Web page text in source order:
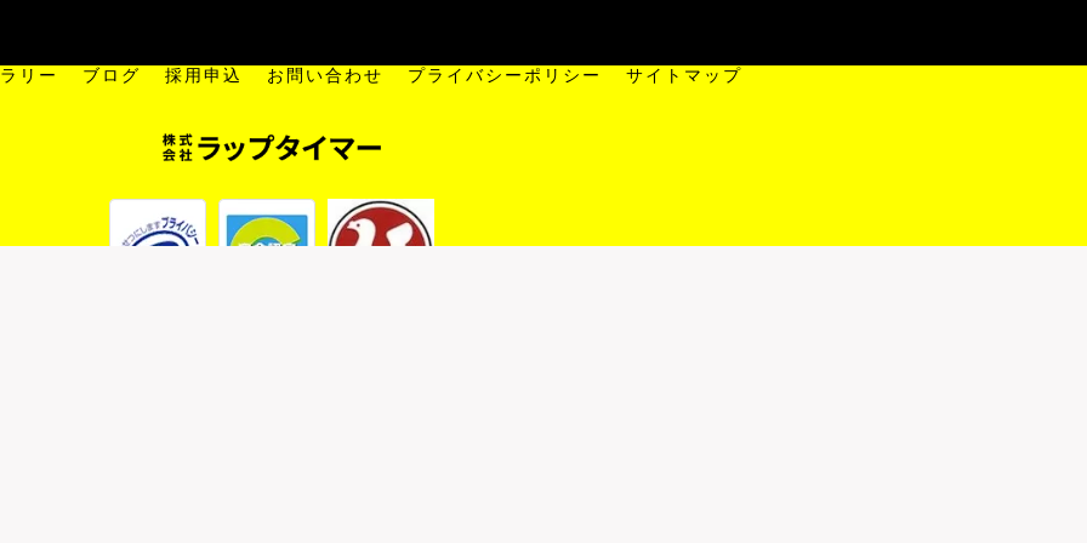
リー ブログ 採用申込 お問い合わせ プライバシーポリシー サイトマップ